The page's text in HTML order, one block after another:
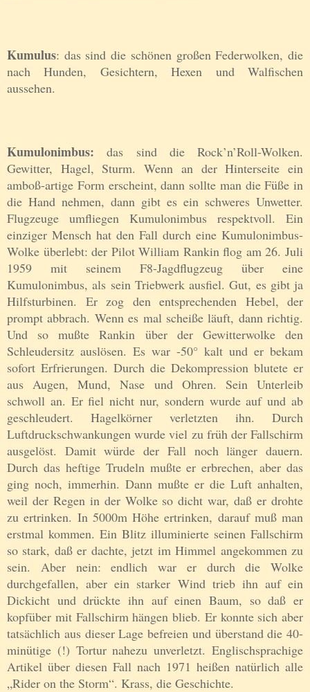
Kumulus: das sind die schönen großen Federwolken, die
nach Hunden, Gesichtern, Hexen und Walfischen
aussehen.
Kumulonimbus:das sind die Rock’n’Roll-Wolken.
Gewitter, Hagel, Sturm. Wenn an der Hinterseite ein
amboß-artige Form erscheint, dann sollte man die Füße in
die Hand nehmen, dann gibt es ein schweres Unwetter.
Flugzeuge umfliegen Kumulonimbus respektvoll. Ein
einziger Mensch hat den Fall durch eine Kumulonimbus-
Wolke überlebt: der Pilot William Rankin flog am 26. Juli
1959 mit seinem F8-Jagdflugzeug über eine
Kumulonimbus, als sein Triebwerk ausfiel. Gut, es gibt ja
Hilfsturbinen. Er zog den entsprechenden Hebel, der
prompt abbrach. Wenn es mal scheiße läuft, dann richtig.
Und so mußte Rankin über der Gewitterwolke den
Schleudersitz auslösen. Es war -50° kalt und er bekam
sofort Erfrierungen. Durch die Dekompression blutete er
aus Augen, Mund, Nase und Ohren. Sein Unterleib
schwoll an. Er fiel nicht nur, sondern wurde auf und ab
geschleudert. Hagelkörner verletzten ihn. Durch
Luftdruckschwankungen wurde viel zu früh der Fallschirm
ausgelöst. Damit würde der Fall noch länger dauern.
Durch das heftige Trudeln mußte er erbrechen, aber das
ging noch, immerhin. Dann mußte er die Luft anhalten,
weil der Regen in der Wolke so dicht war, daß er drohte
zu ertrinken. In 5000m Höhe ertrinken, darauf muß man
erstmal kommen. Ein Blitz illuminierte seinen Fallschirm
so stark, daß er dachte, jetzt im Himmel angekommen zu
sein. Aber nein: endlich war er durch die Wolke
durchgefallen, aber ein starker Wind trieb ihn auf ein
Dickicht und drückte ihn auf einen Baum, so daß er
kopfüber mit Fallschirm hängen blieb. Er konnte sich aber
tatsächlich aus dieser Lage befreien und überstand die 40-
minütige (!) Tortur nahezu unverletzt. Englischsprachige
Artikel über diesen Fall nach 1971 heißen natürlich alle
„Rider on the Storm“. Krass, die Geschichte.